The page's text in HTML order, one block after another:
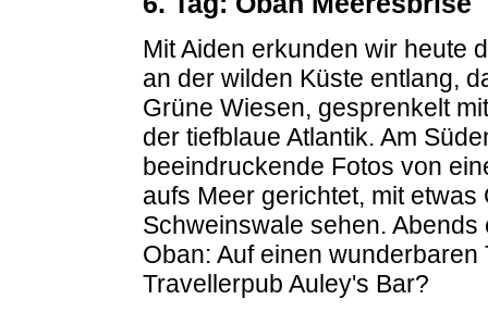
Mit Aiden erkunden wir heute
an der wilden Küste entlang,
Grüne Wiesen, gesprenkelt
der tiefblaue Atlantik. Am
beeindruckende Fotos von
aufs Meer gerichtet, mit
Schweinswale sehen.
Oban: Auf einen
Travellerpub Auley's Bar?